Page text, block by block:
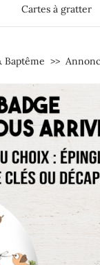
Cartes à gratter
Baptême